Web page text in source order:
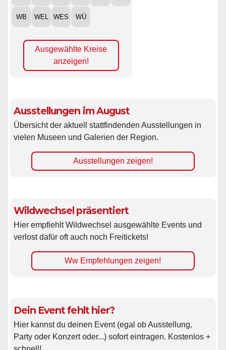
WB WEL WES WÜ
Ausgewählte Kreise
anzeigen!
Ausstellungen im August
Übersicht der aktuell stattfindenden Ausstellungen in
vielen Museen und Galerien der Region.
Ausstellungen zeigen!
Wildwechsel präsentiert
Hier empfiehlt Wildwechsel ausgewählte Events und
verlost dafür oft auch noch Freitickets!
Ww Empfehlungen zeigen!
Dein Event fehlt hier?
Hier kannst du deinen Event (egal ob Ausstellung,
Party oder Konzert oder...) sofort eintragen. Kostenlos +